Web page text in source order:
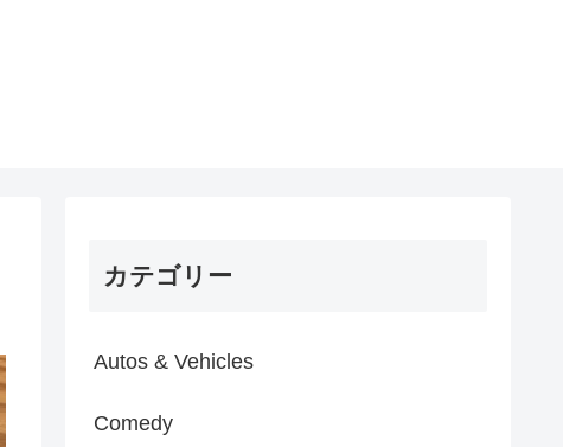
カテゴリー
Autos & Vehicles
Comedy